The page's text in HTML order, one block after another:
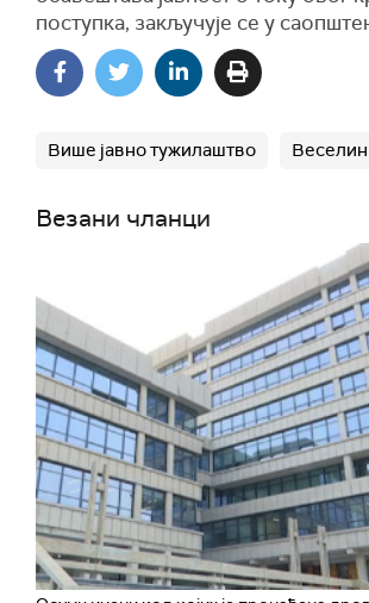
поступка, закључује се у
Више јавно тужилаштво
Везани чланци